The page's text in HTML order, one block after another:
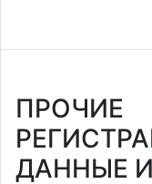
ПРОЧИЕ
ДАННЫЕ